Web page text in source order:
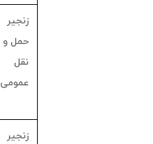
زنجیر
حمل و
نقل
عمومی
زنجیر